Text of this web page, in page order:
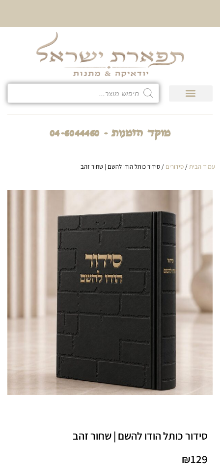
מוקד הזמנות - 04-6044460
עמוד הבית/ סידורים / סידור כותל הודו להשם | שחור זהב
סידור כותל הודו להשם | שחור זהב
₪129